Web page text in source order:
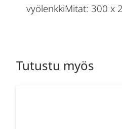
vyölenkkiMitat: 300 x
Tutustu myös